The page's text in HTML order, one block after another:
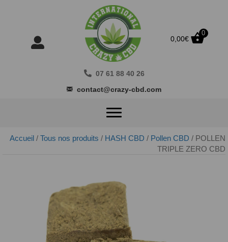
0,00€
0
07 61 88 40 26
contact@crazy-cbd.com
Accueil / Tous nos produits / HASH CBD / Pollen CBD / POLLEN
TRIPLE ZERO CBD